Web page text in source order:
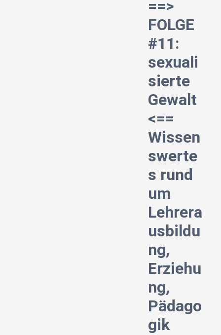
==>
FOLGE
#11:
sexuali
sierte
Gewalt
<==
Wissen
swerte
s rund
um
Lehrera
usbildu
ng,
Erziehu
ng,
Pädago
gik